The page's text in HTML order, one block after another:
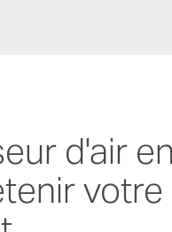
d'air